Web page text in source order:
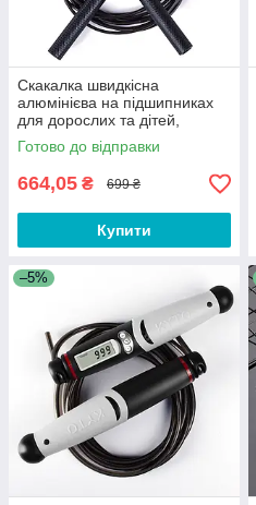
Скакалка швидкісна
алюмінієва на підшипниках
для дорослих та дітей,
фітнесу, кросфіту, схуднення,
спорту F1B
Готово до відправки
664,05 ₴ 699 ₴
Купити
–5%